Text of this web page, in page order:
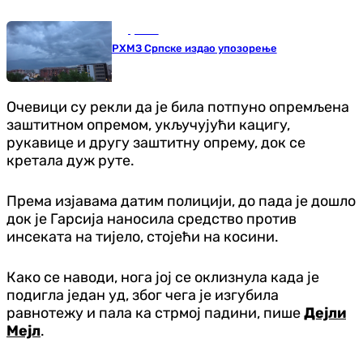
РХМЗ Српске издао упозорење
Очевици су рекли да је била потпуно опремљена
заштитном опремом, укључујући кацигу,
рукавице и другу заштитну опрему, док се
кретала дуж руте.
Према изјавама датим полицији, до пада је дошло
док је Гарсија наносила средство против
инсеката на тијело, стојећи на косини.
Како се наводи, нога јој се оклизнула када је
подигла један уд, због чега је изгубила
равнотежу и пала ка стрмој падини, пишеДејли
Мејл.